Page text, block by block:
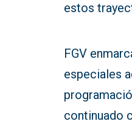
estos
FGV
especiales
continuado